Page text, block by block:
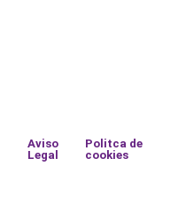
Aviso
Legal
Politca de
cookies